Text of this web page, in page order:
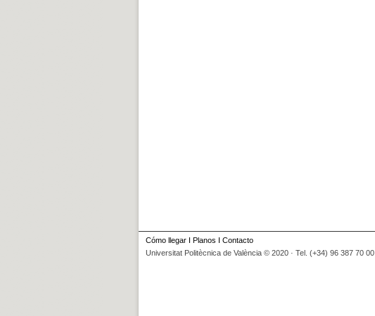
Cómo llegar I Planos I Contacto
Universitat Politècnica de València © 2020 · Tel. (+34) 96 387 70 00